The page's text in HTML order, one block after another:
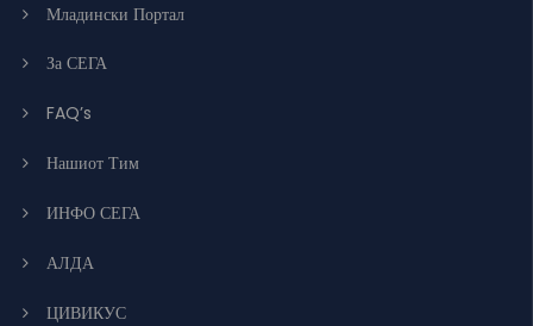
Младински Портал
За СЕГА
FAQ’s
Нашиот Тим
ИНФО СЕГА
АЛДА
ЦИВИКУС